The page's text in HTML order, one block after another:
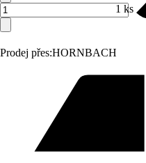
Prodej přes:HORNBACH
1 ks